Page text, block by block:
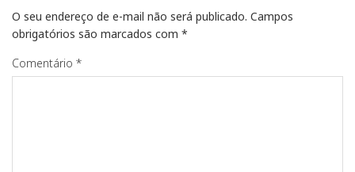
O seu endereço de e-mail não será publicado. Campos
obrigatórios são marcados com *
Comentário *